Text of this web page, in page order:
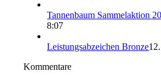
Tannenbaum Sammelaktion
8:07
Leistungsabzeichen Bronze
Kommentare